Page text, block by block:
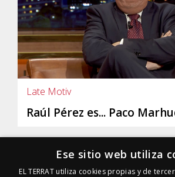
Late Motiv
Raúl Pérez es... Paco
Ese sitio web utiliza
EL TERRAT utiliza cookies propias y de